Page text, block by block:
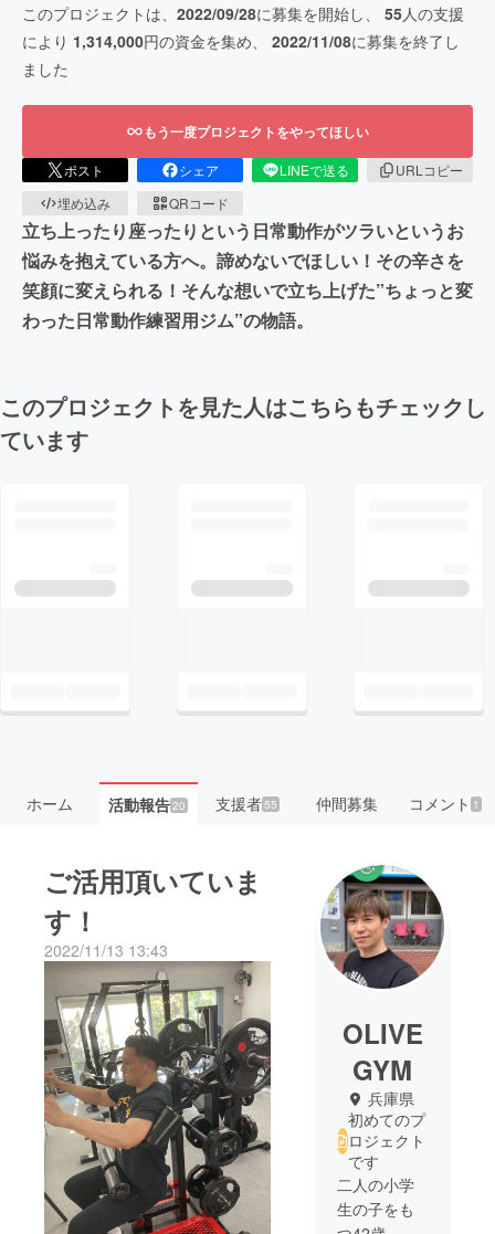
このプロジェクトは、 2022/09/28に募集を開始し、 55人の支援
により 1,314,000円の資金を集め、 2022/11/08に募集を終了し
ました
もう一度プロジェクトをやってほしい
ポスト シェア LINEで送る
URLコピー
埋め込み
QRコード
立ち上ったり座ったりという日常動作がツラいというお
悩みを抱えている方へ。諦めないでほしい！その辛さを
笑顔に変えられる！そんな想いで立ち上げた”ちょっと変
わった日常動作練習用ジム”の物語。
このプロジェクトを見た人はこちらもチェックし
ています
ホーム 活動報告20 支援者55 仲間募集 コメント 1
ご活用頂いていま
す！
2022/11/13 13:43
OLIVE
GYM
兵庫県
初めてのプ
ロジェクト
です
二人の小学
生の子をも